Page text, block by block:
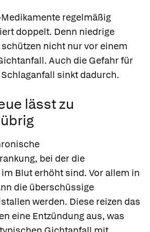
regelmäßig
doppelt. Denn niedrige
nicht nur vor einem
Auch die Gefahr für
sinkt dadurch.
lässt zu
bei der die
Blut erhöht sind. Vor allem in
die überschüssige
werden. Diese reizen das
eine Entzündung aus, was